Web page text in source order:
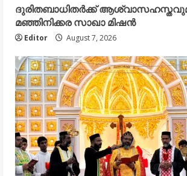
ദുരിതബാധിതർക്ക്
മഞ്ഞിനിക്കര സാഖാ മിഷൻ
Editor August 7, 2026